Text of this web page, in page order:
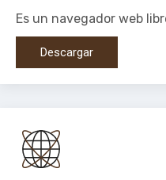
Es un navegador web
Descargar